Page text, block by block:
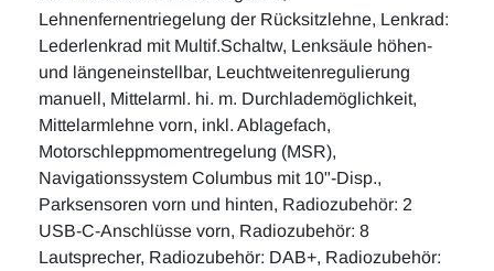
Lehnenfernentriegelung der Rücksitzlehne, Lenkrad:
Lederlenkrad mit Multif.Schaltw, Lenksäule höhen-
und längeneinstellbar, Leuchtweitenregulierung
manuell, Mittelarml. hi. m. Durchlademöglichkeit,
Mittelarmlehne vorn, inkl. Ablagefach,
Motorschleppmomentregelung (MSR),
Navigationssystem Columbus mit 10"-Disp.,
Parksensoren vorn und hinten, Radiozubehör: 2
USB-C-Anschlüsse vorn, Radiozubehör: 8
Lautsprecher, Radiozubehör: DAB+, Radiozubehör: